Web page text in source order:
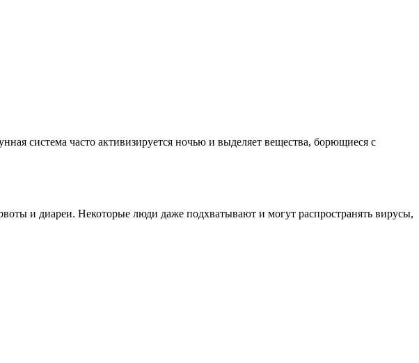
система часто активизируется ночью и выделяет вещества, борющиеся с
и диареи. Некоторые люди даже подхватывают и могут распространять вирусы,